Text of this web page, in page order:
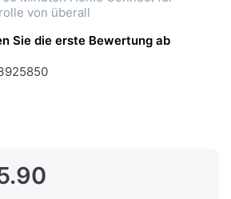
von überall
Sie die erste Bewertung ab